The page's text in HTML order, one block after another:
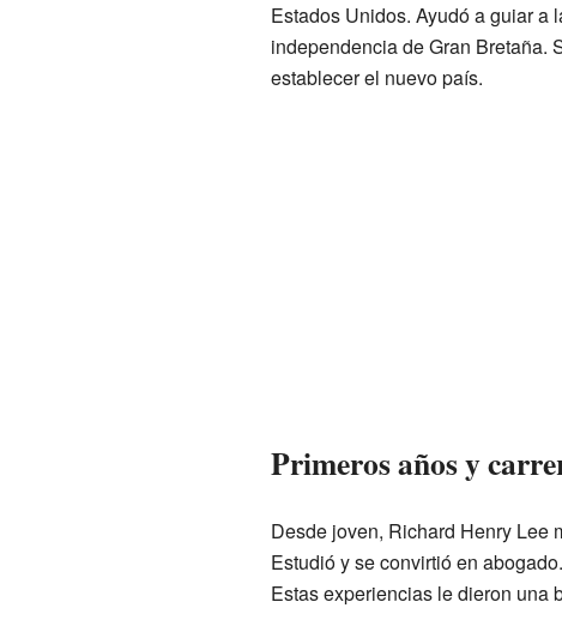
Estados Unidos. Ayudó a guiar a
independencia de Gran Bretaña.
establecer el nuevo país.
Primeros años y
Desde joven, Richard Henry Lee
Estudió y se convirtió en
Estas experiencias le dieron una